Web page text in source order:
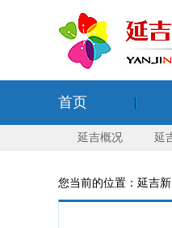
首页
延吉概况 延
您当前的位置：延吉